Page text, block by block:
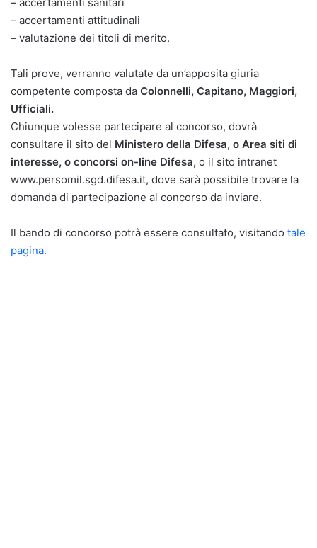
– accertamenti attitudinali
– valutazione dei titoli di merito.
Tali prove, verranno valutate da un’apposita giuria
competente composta da Colonnelli, Capitano, Maggiori,
Ufficiali.
Chiunque volesse partecipare al concorso, dovrà
consultare il sito del Ministero della Difesa, o Area siti di
interesse, o concorsi on-line Difesa, o il sito intranet
www.persomil.sgd.difesa.it, dove sarà possibile trovare la
domanda di partecipazione al concorso da inviare.
Il bando di concorso potrà essere consultato, visitando tale
pagina.